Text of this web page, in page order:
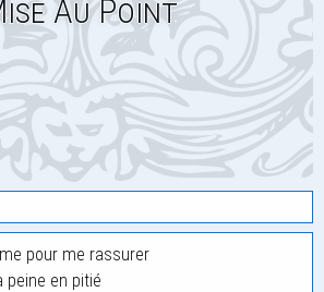
Au Point
pour me rassurer
peine en pitié